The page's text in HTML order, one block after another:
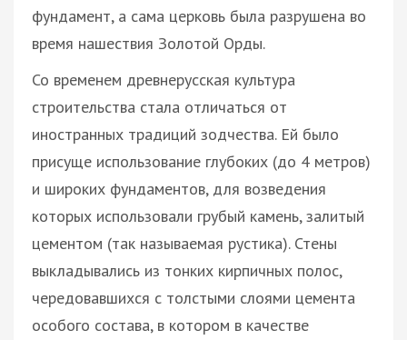
фундамент, а сама церковь была разрушена во
время нашествия Золотой Орды.
Со временем древнерусская культура
строительства стала отличаться от
иностранных традиций зодчества. Ей было
присуще использование глубоких (до 4 метров)
и широких фундаментов, для возведения
которых использовали грубый камень, залитый
цементом (так называемая рустика). Стены
выкладывались из тонких кирпичных полос,
чередовавшихся с толстыми слоями цемента
особого состава, в котором в качестве